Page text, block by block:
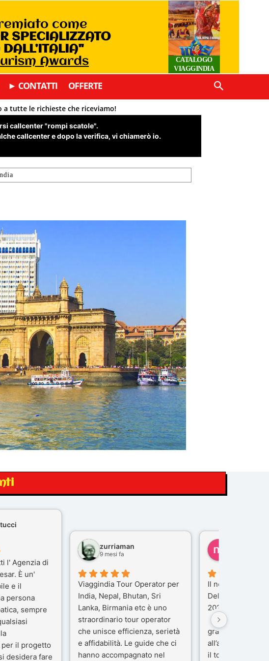
come
SPECIALIZZATO
Awards
CATALOGO
VIAGGINDIA
► CONTATTI OFFERTE
tutte le richieste che riceviamo!
callcenter "rompi scatole".
callcenter e dopo la verifica, vi chiamerò io.
l' Agenzia di
È un'
e il
persona
sempre
il progetto
desidera fare
zurriaman
9 mesi fa
Viaggindia Tour Operator per
India, Nepal, Bhutan, Sri
Lanka, Birmania etc è uno
straordinario tour operator
che unisce efficienza, serietà
e affidabilità. Le guide che ci
hanno accompagnato nel
Il nostro viaggio
Delhi e Varanasi
2025), è stata
che porteremo
gran parte del
all’agenzia che
il tour con cura e